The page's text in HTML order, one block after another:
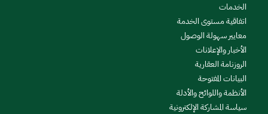
الخدمات
اتفاقية مستوى الخدمة
معايير سهولة الوصول
الأخبار والإعلانات
الروزنامة العقارية
البيانات المفتوحة
الأنظمة واللوائح والأدلة
سياسة المشاركة الإلكترونية